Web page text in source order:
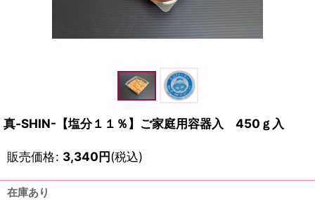
真-SHIN-【塩分１１％】ご家庭用容器入 450ｇ入
販売価格: 3,340円(税込)
在庫あり